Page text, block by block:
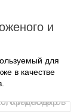
и
для
в качестве